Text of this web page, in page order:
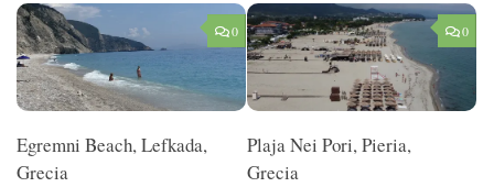
0
Egremni Beach, Lefkada,
Grecia
0
Plaja Nei Pori, Pieria,
Grecia